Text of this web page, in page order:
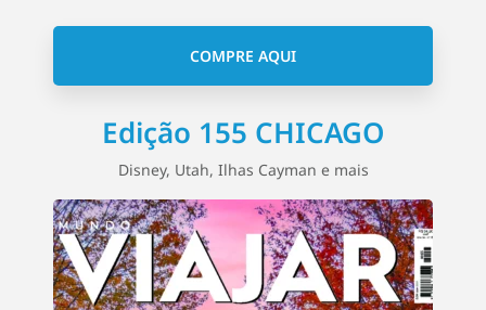
COMPRE AQUI
Edição 155 CHICAGO
Disney, Utah, Ilhas Cayman e mais